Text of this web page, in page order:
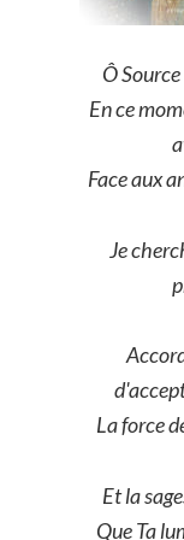
Ô
En ce
Face aux
Je
La force
Et la
Que Ta